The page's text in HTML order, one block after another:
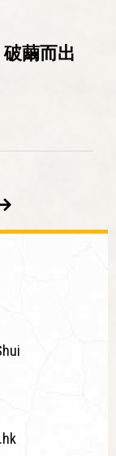
破繭而出